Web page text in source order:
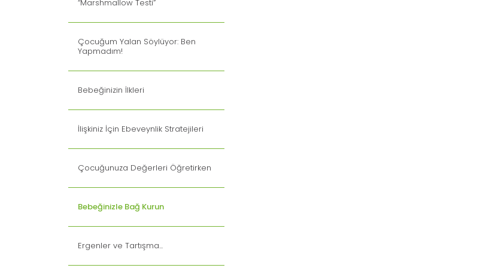
“Marshmallow Testi”
Çocuğum Yalan Söylüyor: Ben
Yapmadım!
Bebeğinizin İlkleri
İlişkiniz İçin Ebeveynlik Stratejileri
Çocuğunuza Değerleri Öğretirken
Bebeğinizle Bağ Kurun
Ergenler ve Tartışma...